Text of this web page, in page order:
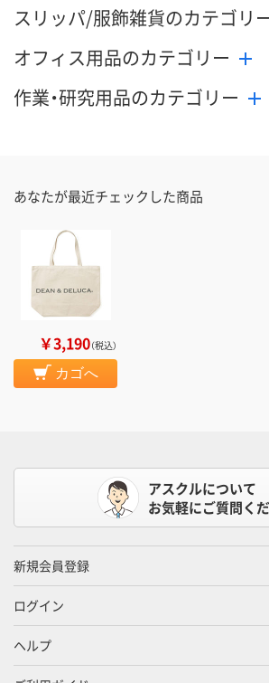
スリッパ/服飾雑貨のカテゴリ
オフィス用品のカテゴリー
作業・研究用品のカテゴリー
あなたが最近チェックした商品
￥3,190（税込）
カゴへ
アスクルについて
お気軽にご質問くだ
新規会員登録
ログイン
ヘルプ